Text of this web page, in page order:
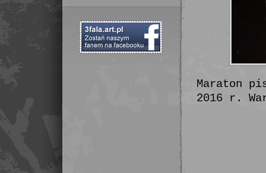
Maraton
2016 r.